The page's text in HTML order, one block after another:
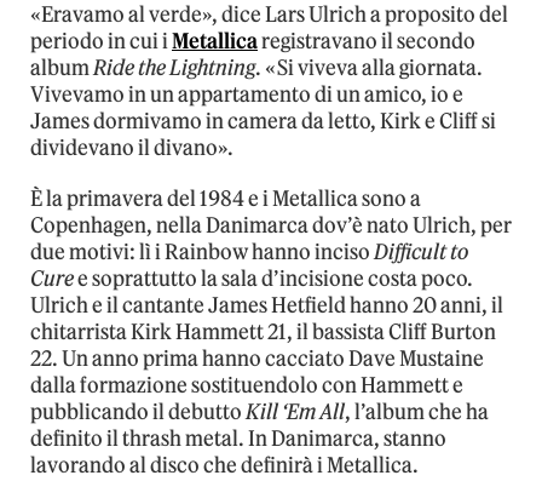
«Eravamo al verde», dice Lars Ulrich a proposito del
periodo in cui iMetallicaregistravano il secondo
albumRide the Lightning. «Si viveva alla giornata.
Vivevamo in un appartamento di un amico, io e
James dormivamo in camera da letto, Kirk e Cliff si
dividevano il divano».
È la primavera del 1984 e i Metallica sono a
Copenhagen, nella Danimarca dov’è nato Ulrich, per
due motivi: lì i Rainbow hanno incisoDifficult to
Curee soprattutto la sala d’incisione costa poco.
Ulrich e il cantante James Hetfield hanno 20 anni, il
chitarrista Kirk Hammett 21, il bassista Cliff Burton
22. Un anno prima hanno cacciato Dave Mustaine
dalla formazione sostituendolo con Hammett e
pubblicando il debuttoKill ‘Em All, l’album che ha
definito il thrash metal. In Danimarca, stanno
lavorando al disco che definirà i Metallica.